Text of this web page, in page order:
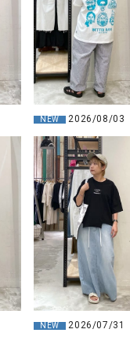
NEW 2026/08/03
NEW 2026/07/31